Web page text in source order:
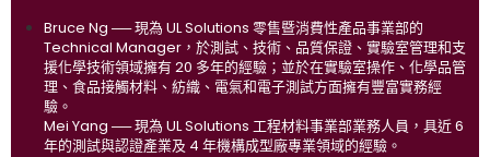
Bruce Ng ── 現為 UL Solutions 零售暨消費性產品事業部的
Technical Manager，於測試、技術、品質保證、實驗室管理和支
援化學技術領域擁有 20 多年的經驗；並於在實驗室操作、化學品管
理、食品接觸材料、紡織、電氣和電子測試方面擁有豐富實務經
驗。
Mei Yang ── 現為 UL Solutions 工程材料事業部業務人員，具近 6
年的測試與認證產業及 4 年機構成型廠專業領域的經驗。